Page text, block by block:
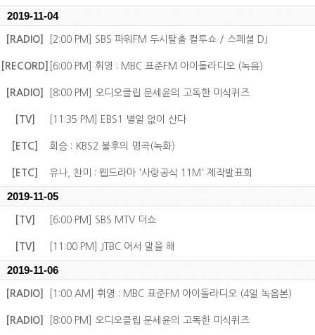
2019-11-04
[RADIO] [2:00 PM] SBS 파워FM 두시탈출 컬투쇼 / 스페셜 DJ
[RECORD] [6:00 PM] 휘영 : MBC 표준FM 아이돌라디오 (녹음)
[RADIO] [8:00 PM] 오디오클립 문세윤의 고독한 미식퀴즈
[TV] [11:35 PM] EBS1 별일 없이 산다
[ETC] 회승 : KBS2 불후의 명곡(녹화)
[ETC] 유나, 찬미 : 웹드라마 '사랑공식 11M' 제작발표회
2019-11-05
[TV] [6:00 PM] SBS MTV 더쇼
[TV] [11:00 PM] JTBC 어서 말을 해
2019-11-06
[RADIO] [1:00 AM] 휘영 : MBC 표준FM 아이돌라디오 (4일 녹음본)
[RADIO] [8:00 PM] 오디오클립 문세윤의 고독한 미식퀴즈